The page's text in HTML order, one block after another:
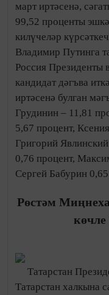
март иртәсенә,
99,52 проценты
килүчеләр
Владимир Путинга
Россия Президенты
кандидат дәгъва
иртәсенә булган
Грудинин – 11,81
5,67 процент,
Григорий
0,76 процент,
Сергей Бабурин
Рөстәм
көчле
Татарстан
Татарстан халкына